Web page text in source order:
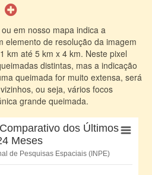
em nosso mapa indica a
elemento de resolução da imagem
km até 5 km x 4 km. Neste pixel
distintas, mas a indicação
queimada for muito extensa, será
ou seja, vários focos
grande queimada.